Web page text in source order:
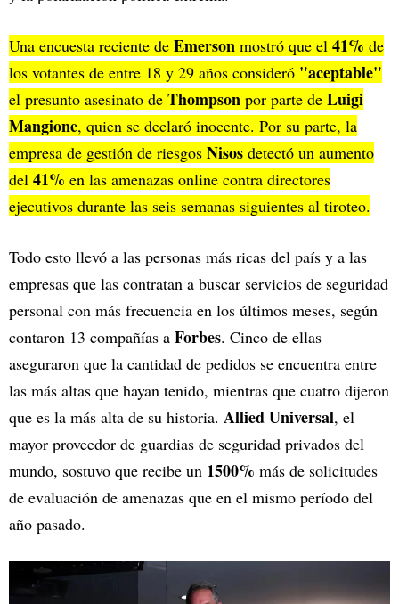
Una encuesta reciente de Emerson mostró que el 41% de
los votantes de entre 18 y 29 años consideró "aceptable"
el presunto asesinato de Thompson por parte de Luigi
Mangione, quien se declaró inocente. Por su parte, la
empresa de gestión de riesgos Nisos detectó un aumento
del 41% en las amenazas online contra directores
ejecutivos durante las seis semanas siguientes al tiroteo.
Todo esto llevó a las personas más ricas del país y a las
empresas que las contratan a buscar servicios de seguridad
personal con más frecuencia en los últimos meses, según
contaron 13 compañías a Forbes. Cinco de ellas
aseguraron que la cantidad de pedidos se encuentra entre
las más altas que hayan tenido, mientras que cuatro dijeron
que es la más alta de su historia. Allied Universal, el
mayor proveedor de guardias de seguridad privados del
mundo, sostuvo que recibe un 1500% más de solicitudes
de evaluación de amenazas que en el mismo período del
año pasado.